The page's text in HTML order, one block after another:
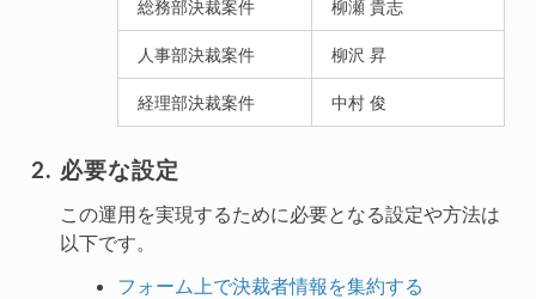
総務部決裁案件 柳瀬 貴志
人事部決裁案件 柳沢 昇
経理部決裁案件 中村 俊
必要な設定
この運用を実現するために必要となる設定や方法は
以下です。
フォーム上で決裁者情報を集約する